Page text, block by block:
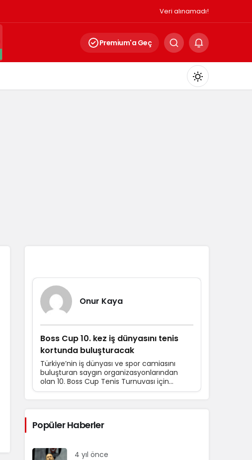
Veri alınamadı!
Premium'a Geç
Mod
Onur Kaya
Boss Cup 10. kez iş dünyasını tenis
kortunda buluşturacak
Türkiye’nin iş dünyası ve spor camiasını
buluşturan saygın organizasyonlarından
olan 10. Boss Cup Tenis Turnuvası için
hazırlıklar devam ediyor. 16-21 Haziran
Popüler Haberler
4 yıl önce